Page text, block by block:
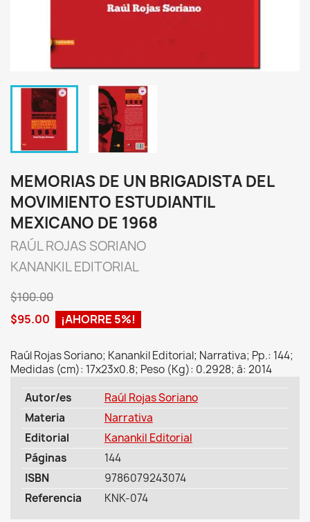
MEMORIAS DE UN BRIGADISTA DEL
MOVIMIENTO ESTUDIANTIL
MEXICANO DE 1968
RAÚL ROJAS SORIANO
KANANKIL EDITORIAL
$100.00
$95.00
¡AHORRE 5%!
Raúl Rojas Soriano; Kanankil Editorial; Narrativa; Pp.: 144;
Medidas (cm): 17x23x0.8; Peso (Kg): 0.2928; â: 2014
Autor/es
Raúl Rojas Soriano
Materia
Narrativa
Editorial
Kanankil Editorial
Páginas
144
ISBN
9786079243074
Referencia
KNK-074